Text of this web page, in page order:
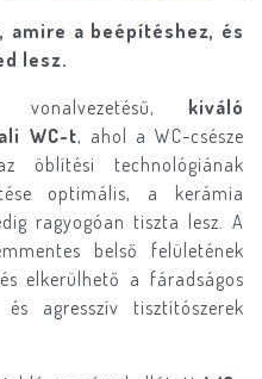
a beépítéshez, és
lesz.
vonalvezetésű, kiváló
WC-t, ahol a WC-csésze
öblítési technológiának
optimális, a kerámia
ragyogóan tiszta lesz. A
belső felületének
elkerülhető a fáradságos
agresszív tisztítószerek